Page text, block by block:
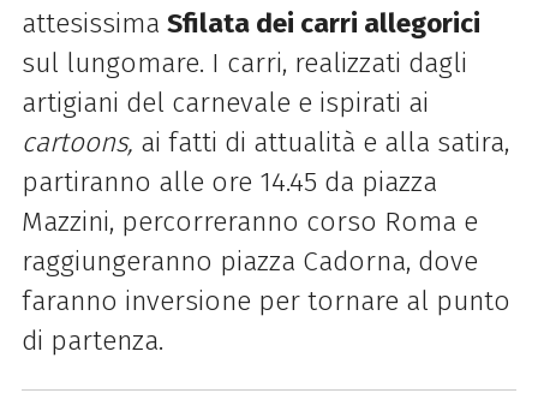
attesissima Sfilata dei carri allegorici
sul lungomare. I carri, realizzati dagli
artigiani del carnevale e ispirati ai
cartoons, ai fatti di attualità e alla satira,
partiranno alle ore 14.45 da piazza
Mazzini, percorreranno corso Roma e
raggiungeranno piazza Cadorna, dove
faranno inversione per tornare al punto
di partenza.